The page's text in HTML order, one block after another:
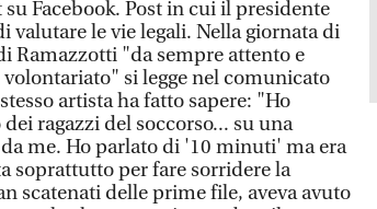
Facebook. Post in cui il presidente
valutare le vie legali. Nella giornata di
Ramazzotti "da sempre attento e
si legge nel comunicato
artista ha fatto sapere: "Ho
ragazzi del soccorso... su una
me. Ho parlato di '10 minuti' ma era
soprattutto per fare sorridere la
scatenati delle prime file, aveva avuto